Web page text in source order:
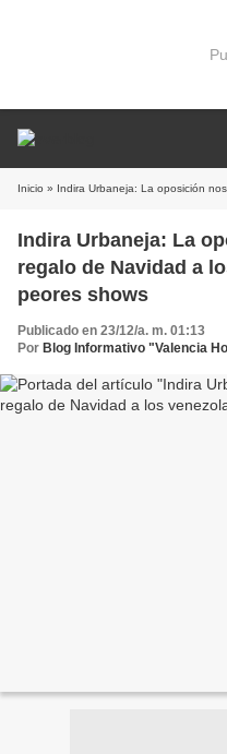
Inicio » Indira Urbaneja: La oposición nos da como
Indira Urbaneja: La
regalo de Navidad a
peores shows
Publicado en 23/12/a. m. 01:13
Por Blog Informativo "Valencia